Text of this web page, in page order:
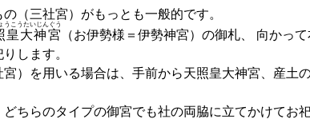
（三社宮）がもっとも一般的です。
皇大神宮
うこうたいじんぐう
（お伊勢様＝伊勢神宮）の御札、 向かって
します。
）を用いる場合は、手前から天照皇大神宮、産土
ちらのタイプの御宮でも社の両脇に立てかけてお祀